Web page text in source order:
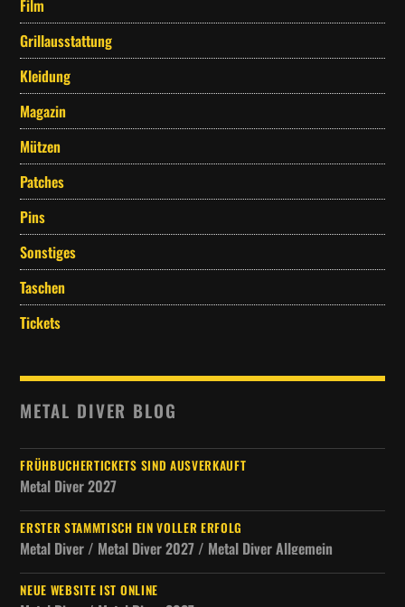
werden
Film
Grillausstattung
Kleidung
Magazin
Mützen
Patches
Pins
Sonstiges
Taschen
Tickets
METAL DIVER BLOG
FRÜHBUCHERTICKETS SIND AUSVERKAUFT
Metal Diver 2027
ERSTER STAMMTISCH EIN VOLLER ERFOLG
Metal Diver / Metal Diver 2027 / Metal Diver Allgemein
NEUE WEBSITE IST ONLINE